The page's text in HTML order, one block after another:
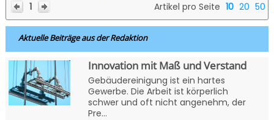
1
Artikel pro Seite 10 20 50
Aktuelle Beiträge aus der Redaktion
Innovation mit Maß und Verstand
Gebäudereinigung ist ein hartes
Gewerbe. Die Arbeit ist körperlich
schwer und oft nicht angenehm, der
Pre...